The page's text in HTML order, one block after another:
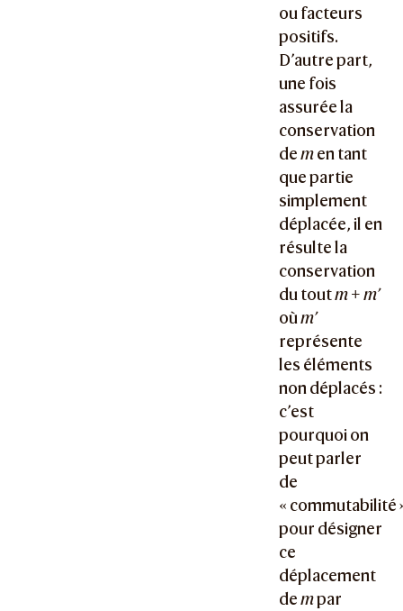
ou facteurs
positifs.
D’autre part,
une fois
assurée la
conservation
demen tant
que partie
simplement
déplacée, il en
résulte la
conservation
du toutm + m’
oùm’
représente
les éléments
non déplacés :
c’est
pourquoi on
peut parler
de
« commutabilité
pour désigner
ce
déplacement
dempar